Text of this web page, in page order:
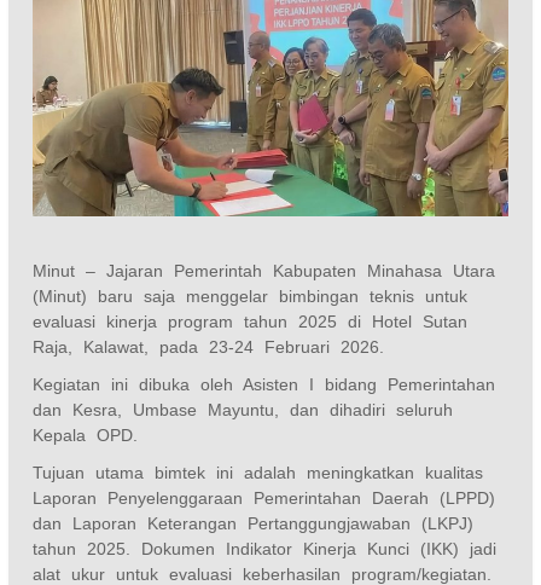
Minut – Jajaran Pemerintah Kabupaten Minahasa Utara
(Minut) baru saja menggelar bimbingan teknis untuk
evaluasi kinerja program tahun 2025 di Hotel Sutan
Raja, Kalawat, pada 23-24 Februari 2026.
Kegiatan ini dibuka oleh Asisten I bidang Pemerintahan
dan Kesra, Umbase Mayuntu, dan dihadiri seluruh
Kepala OPD.
Tujuan utama bimtek ini adalah meningkatkan kualitas
Laporan Penyelenggaraan Pemerintahan Daerah (LPPD)
dan Laporan Keterangan Pertanggungjawaban (LKPJ)
tahun 2025. Dokumen Indikator Kinerja Kunci (IKK) jadi
alat ukur untuk evaluasi keberhasilan program/kegiatan.